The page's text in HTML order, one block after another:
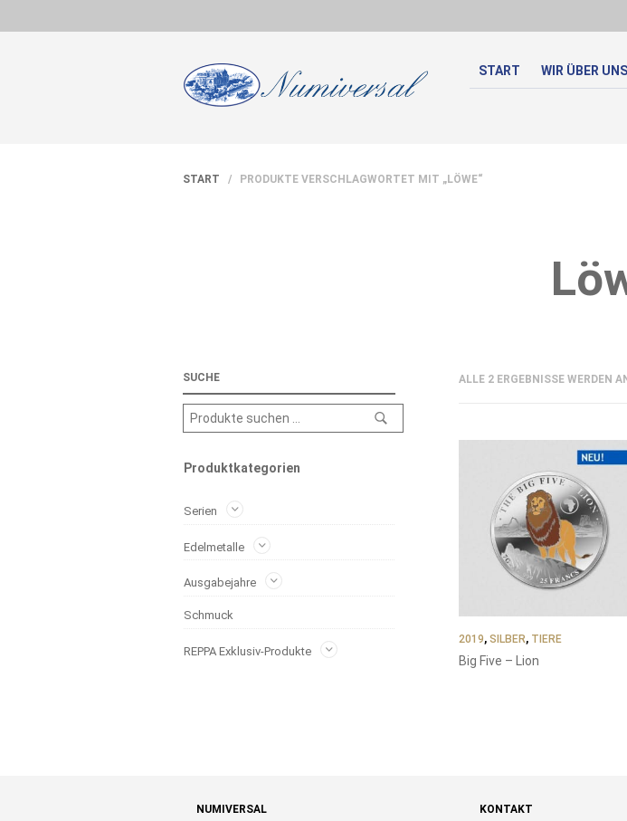
START WIR ÜBER UNS
START / PRODUKTE VERSCHLAGWORTET MIT „LÖWE“
ALLE 2 ERGEBNISSE WERDEN
SUCHE
Produktkategorien
Serien
Edelmetalle
Ausgabejahre
Schmuck
REPPA Exklusiv-Produkte
2019, SILBER, TIERE
Big Five – Lion
NUMIVERSAL KONTAKT